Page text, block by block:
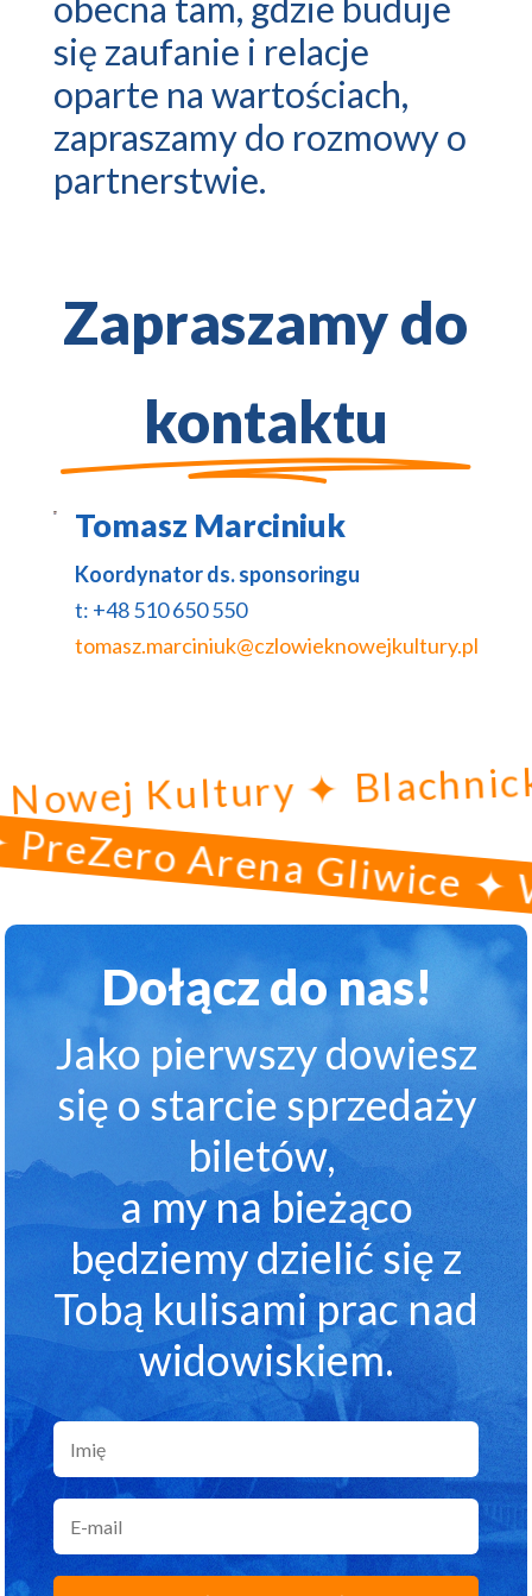
obecna tam, gdzie buduje
się zaufanie i relacje
oparte na wartościach,
zapraszamy do rozmowy o
partnerstwie.
Zapraszamy do
kontaktu
Tomasz Marciniuk
Koordynator ds. sponsoringu
t: +48 510 650 550
tomasz.marciniuk@czlowieknowejkultury.pl
Nowej Kultury ✦
Arena Gliwice ✦
Dołącz do nas!
Jako pierwszy dowiesz
się o starcie sprzedaży
biletów,
a my na bieżąco
będziemy dzielić się z
Tobą kulisami prac nad
widowiskiem.